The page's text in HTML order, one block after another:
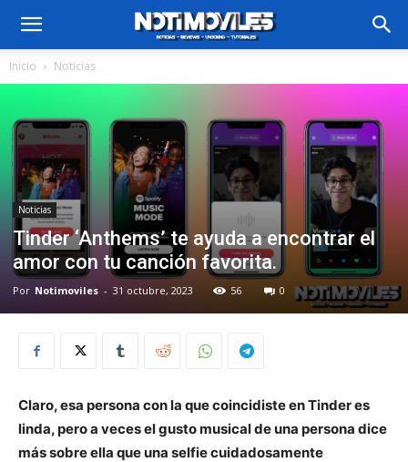
Inicio Noticias
Noticias
Tinder ‘Anthems’ te ayuda a encontrar el
amor con tu canción favorita.
Por Notimoviles - 31 octubre, 2023 56 0
Claro, esa persona con la que coincidiste en Tinder es
linda, pero a veces el gusto musical de una persona dice
más sobre ella que una selfie cuidadosamente